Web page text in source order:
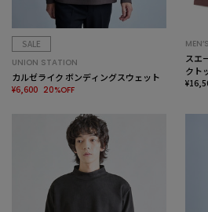
SALE
UNION STATION
カルゼライク ボンディングスウェット
¥6,600 20%OFF
スエ
クト